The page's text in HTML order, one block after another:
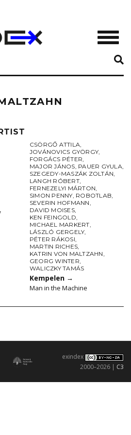
CSÖRGŐ ATTILA,
JOVÁNOVICS GYÖRGY,
FORGÁCS PÉTER,
MAJOR JÁNOS, PAUER GYULA,
SZEGEDY-MASZÁK ZOLTÁN,
LANGH RÓBERT,
FERNEZELYI MÁRTON,
SIMON PENNY, ROBOTLAB,
SEVERIN HOFMANN,
DAVID MOISES,
KEN FEINGOLD,
MICHAEL MARKERT,
LÁSZLÓ GERGELY,
PÉTER RÁKOSI,
MARTIN RICHES,
KATRIN VON MALTZAHN,
GEORG WINTER,
WALICZKY TAMÁS
Kempelen →
Man in the Machine
exindex
2000–2026 | C3